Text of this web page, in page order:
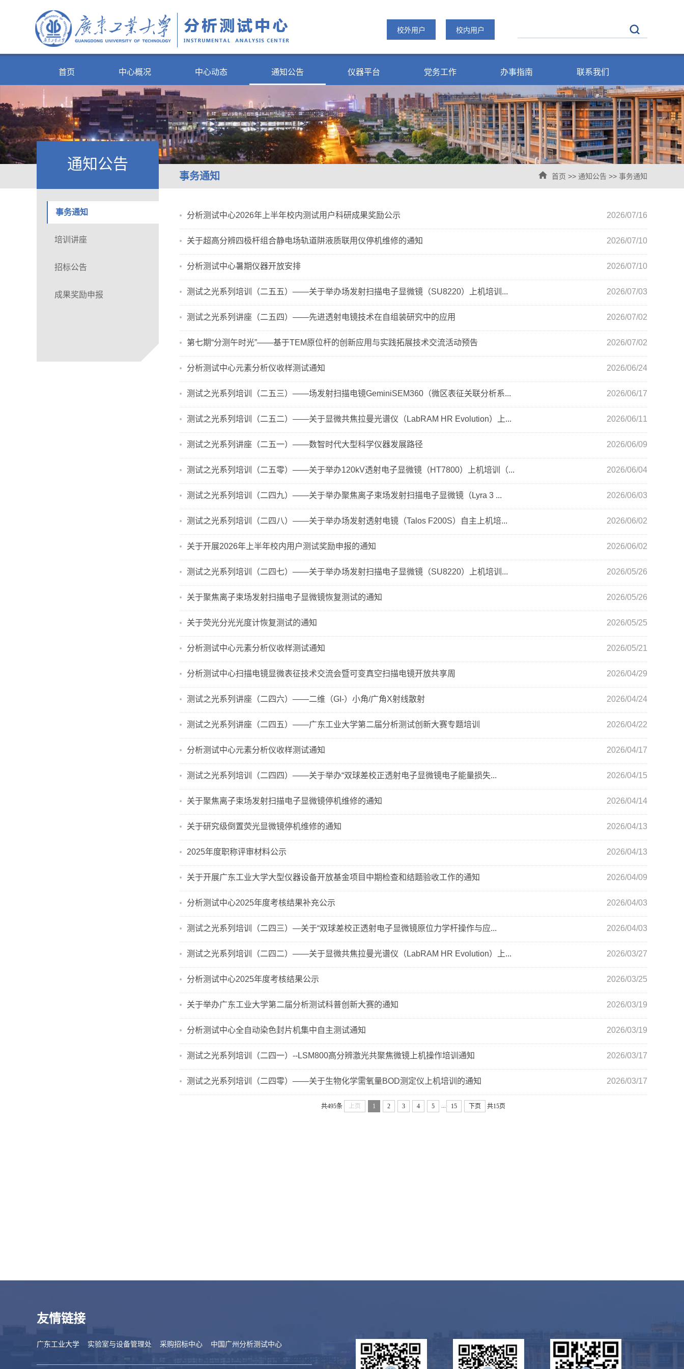
校外用户 校内用户
首页 中心概况 中心动态 通知公告 仪器平台 党务工作 办事指南 联系我们
通知公告
事务通知 首页 >> 通知公告 >> 事务通知
事务通知
培训讲座
招标公告
成果奖励申报
分析测试中心2026年上半年校内测试用户科研成果奖励公示 2026/07/16
关于超高分辨四极杆组合静电场轨道阱液质联用仪停机维修的通知 2026/07/10
分析测试中心暑期仪器开放安排 2026/07/10
测试之光系列培训（二五五）——关于举办场发射扫描电子显微镜（SU8220）上机培训... 2026/07/03
测试之光系列讲座（二五四）——先进透射电镜技术在自组装研究中的应用 2026/07/02
第七期“分测午时光”——基于TEM原位杆的创新应用与实践拓展技术交流活动预告 2026/07/02
分析测试中心元素分析仪收样测试通知 2026/06/24
测试之光系列培训（二五三）——场发射扫描电镜GeminiSEM360（微区表征关联分析系... 2026/06/17
测试之光系列培训（二五二）——关于显微共焦拉曼光谱仪（LabRAM HR Evolution）上... 2026/06/11
测试之光系列讲座（二五一）——数智时代大型科学仪器发展路径 2026/06/09
测试之光系列培训（二五零）——关于举办120kV透射电子显微镜（HT7800）上机培训（... 2026/06/04
测试之光系列培训（二四九）——关于举办聚焦离子束场发射扫描电子显微镜（Lyra 3 ... 2026/06/03
测试之光系列培训（二四八）——关于举办场发射透射电镜（Talos F200S）自主上机培... 2026/06/02
关于开展2026年上半年校内用户测试奖励申报的通知 2026/06/02
测试之光系列培训（二四七）——关于举办场发射扫描电子显微镜（SU8220）上机培训... 2026/05/26
关于聚焦离子束场发射扫描电子显微镜恢复测试的通知 2026/05/26
关于荧光分光光度计恢复测试的通知 2026/05/25
分析测试中心元素分析仪收样测试通知 2026/05/21
分析测试中心扫描电镜显微表征技术交流会暨可变真空扫描电镜开放共享周 2026/04/29
测试之光系列讲座（二四六）——二维（GI-）小角/广角X射线散射 2026/04/24
测试之光系列讲座（二四五）——广东工业大学第二届分析测试创新大赛专题培训 2026/04/22
分析测试中心元素分析仪收样测试通知 2026/04/17
测试之光系列培训（二四四）——关于举办“双球差校正透射电子显微镜电子能量损失... 2026/04/15
关于聚焦离子束场发射扫描电子显微镜停机维修的通知 2026/04/14
关于研究级倒置荧光显微镜停机维修的通知 2026/04/13
2025年度职称评审材料公示 2026/04/13
关于开展广东工业大学大型仪器设备开放基金项目中期检查和结题验收工作的通知 2026/04/09
分析测试中心2025年度考核结果补充公示 2026/04/03
测试之光系列培训（二四三）—关于“双球差校正透射电子显微镜原位力学杆操作与应... 2026/04/03
测试之光系列培训（二四二）——关于显微共焦拉曼光谱仪（LabRAM HR Evolution）上... 2026/03/27
分析测试中心2025年度考核结果公示 2026/03/25
关于举办广东工业大学第二届分析测试科普创新大赛的通知 2026/03/19
分析测试中心全自动染色封片机集中自主测试通知 2026/03/19
测试之光系列培训（二四一）--LSM800高分辨激光共聚焦微镜上机操作培训通知 2026/03/17
测试之光系列培训（二四零）——关于生物化学需氧量BOD测定仪上机培训的通知 2026/03/17
共495条 上页 1 2 3 4 5 ... 15 下页 共15页
友情链接
广东工业大学 实验室与设备管理处 采购招标中心 中国广州分析测试中心